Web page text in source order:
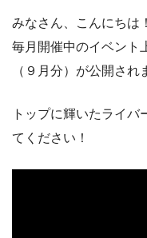
みなさん、こんにちは！
毎月開催中のイベント
（９月分）が公開され
トップに輝いたライ
てください！